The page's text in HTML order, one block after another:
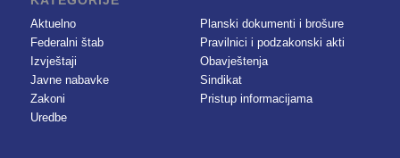
Aktuelno
Federalni štab
Izvještaji
Javne nabavke
Zakoni
Uredbe
Planski dokumenti i brošure
Pravilnici i podzakonski akti
Obavještenja
Sindikat
Pristup informacijama